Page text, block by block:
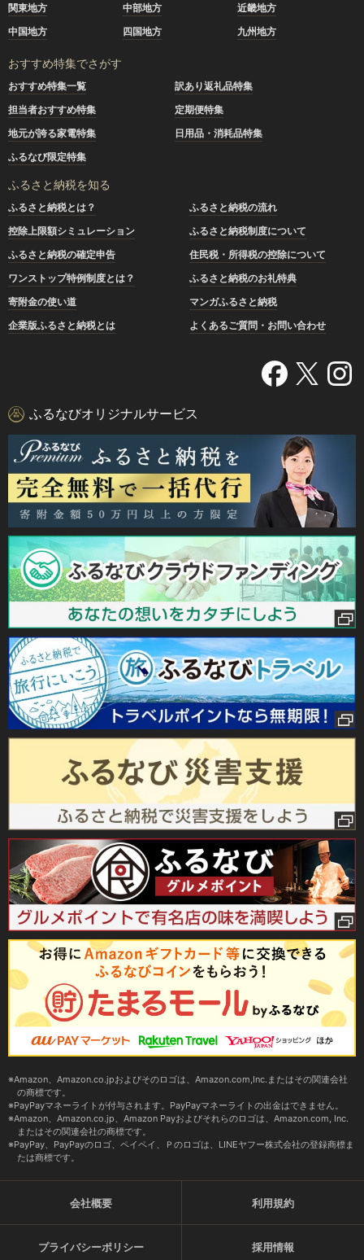
関東地方
中部地方
近畿地方
中国地方
四国地方 九州地方
おすすめ特集でさがす
おすすめ特集一覧
訳あり返礼品特集
担当者おすすめ特集
定期便特集
地元が誇る家電特集
日用品・消耗品特集
ふるなび限定特集
ふるさと納税を知る
ふるさと納税とは？
ふるさと納税の流れ
控除上限額シミュレーション
ふるさと納税制度について
ふるさと納税の確定申告
住民税・所得税の控除について
ワンストップ特例制度とは？
ふるさと納税のお礼特典
寄附金の使い道
マンガふるさと納税
企業版ふるさと納税とは
よくあるご質問・お問い合わせ
ふるなびオリジナルサービス
Amazon、Amazon.co.jpおよびそのロゴは、Amazon.com,Inc.またはその関連会社
の商標です。
PayPayマネーライトが付与されます。PayPayマネーライトの出金はできません。
Amazon、Amazon.co.jp、Amazon Payおよびそれらのロゴは、Amazon.com, Inc.
またはその関連会社の商標です。
PayPay、PayPayのロゴ、ペイペイ、Ｐのロゴは、LINEヤフー株式会社の登録商標ま
たは商標です。
会社概要 利用規約
プライバシーポリシー 採用情報